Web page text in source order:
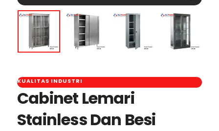
KUALITAS INDUSTRI
Cabinet Lemari
Stainless Dan Besi